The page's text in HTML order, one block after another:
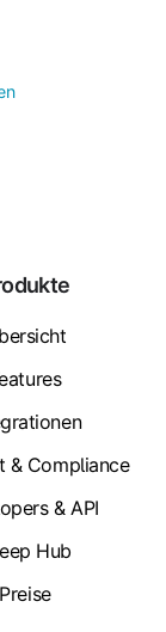
& Compliance
& API
Hub
Preise